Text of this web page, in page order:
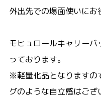
外出先での場面使いに
モヒュロールキャリー
っております。
※軽量化品となりますの
グのような自立感はござ